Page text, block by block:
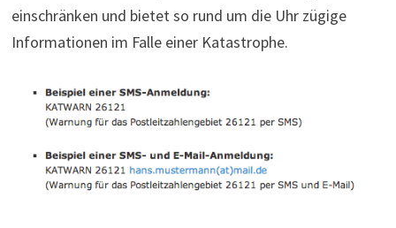
einschränken und bietet so rund um die Uhr zügige
Informationen im Falle einer Katastrophe.